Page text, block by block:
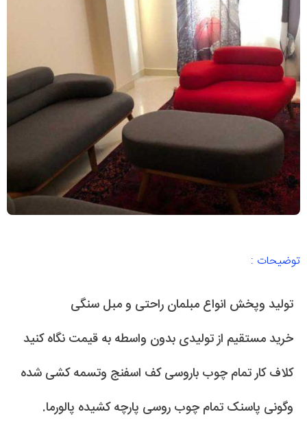
توضیحات :
تولید وپخش انواع مبلمان راحتی و مبل سنگی
خرید مستقیم از تولیدی بدون واسطه به قیمت نگاه کنید
کلاف کار تمام چوب باروسی کف اسفنج وتسمه کشی شده
وگونی پاسنک تمام چوب روسی پارچه کشیده پالورما.